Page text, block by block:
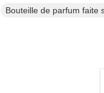
Bouteille de parfum faite